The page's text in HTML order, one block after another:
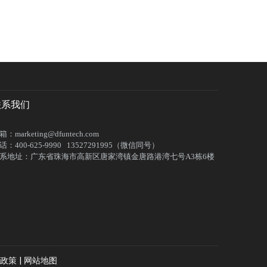
我们
：marketing@dfuntech.com
：400-625-9990 13527291995（微信同号）
地址：广东省珠海市高新区唐家湾镇金唐路港湾七号A3栋6楼
策| 网站地图